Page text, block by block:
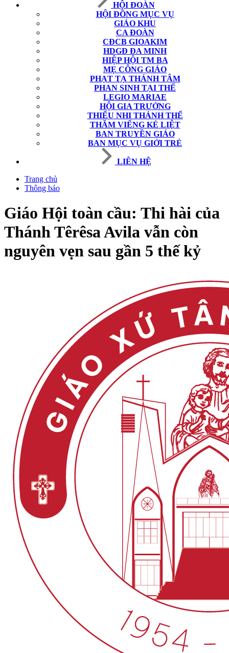
HỘI ĐOÀN
HỘI ĐỒNG MỤC VỤ
GIÁO KHU
CA ĐOÀN
CĐCB GIOAKIM
HDGĐ ĐA MINH
HIỆP HỘI TM BA
MẸ CÔNG GIÁO
PHẠT TẠ THÁNH TÂM
PHAN SINH TẠI THẾ
LEGIO MARIAE
HỘI GIA TRƯỞNG
THIẾU NHI THÁNH THỂ
THĂM VIẾNG KẺ LIỆT
BAN TRUYỀN GIÁO
BAN MỤC VỤ GIỚI TRẺ
LIÊN HỆ
Trang chủ
Thông báo
Giáo Hội toàn cầu: Thi hài của
Thánh Têrêsa Avila vẫn còn
nguyên vẹn sau gần 5 thế kỷ